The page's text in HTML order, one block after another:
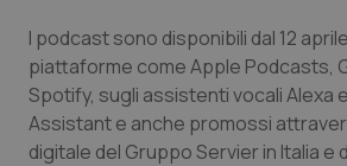
Tumore al seno
Tumore ovarico
I podcast sono disponibili dal 12
piattaforme come Apple Podcasts,
Spotify, sugli assistenti vocali Alexa
Assistant e anche promossi
digitale del Gruppo Servier in Italia e